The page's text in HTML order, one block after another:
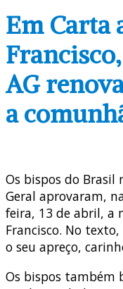
Em Carta
AG
a
Os bispos do Brasil
Geral aprovaram,
feira, 13 de abril, a
Francisco. No
o seu apreço,
Os bispos também